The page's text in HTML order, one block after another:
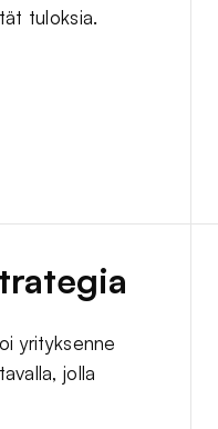
tuloksia.
yrityksenne
jolla